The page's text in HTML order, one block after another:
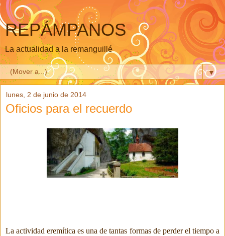
REPÁMPANOS
La actualidad a la remanguillé
▼
lunes, 2 de junio de 2014
Oficios para el recuerdo
La actividad eremítica es una de tantas formas de perder el tiempo a